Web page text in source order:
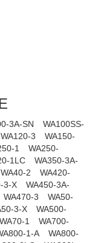
3A-SN
WA100SS-
WA120-3
WA150-
1
WA250-
1LC
WA350-3A-
WA40-2
WA420-
3-X
WA450-3A-
WA470-3
WA50-
3-X
WA500-
WA70-1
WA700-
1-A
WA800-